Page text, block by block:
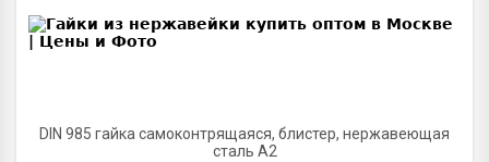
DIN 985 гайка самоконтрящаяся, блистер, нержавеющая
сталь A2